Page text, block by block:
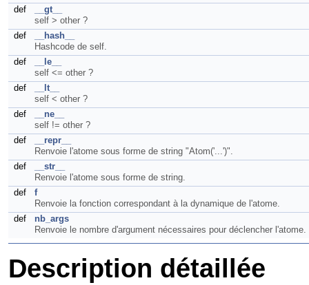
def
__gt__
self > other ?
def
__hash__
Hashcode de self.
def
__le__
self <= other ?
def
__lt__
self < other ?
def
__ne__
self != other ?
def
__repr__
Renvoie l'atome sous forme de string "Atom('...')".
def
__str__
Renvoie l'atome sous forme de string.
def
f
Renvoie la fonction correspondant à la dynamique de l'atome.
def
nb_args
Renvoie le nombre d'argument nécessaires pour déclencher l'atome.
Description détaillée